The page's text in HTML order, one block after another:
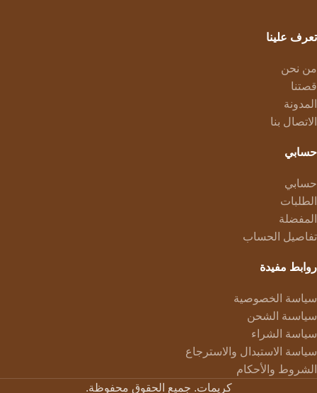
تعرف علينا
من نحن
قصتنا
المدونة
الاتصال بنا
حسابي
حسابي
الطلبات
المفضلة
تفاصيل الحساب
روابط مفيدة
سياسة الخصوصية
سياسىة الشحن
سياسة الشراء
سياسة الاستبدال والاسترجاع
الشروط والأحكام
كريمات. جميع الحقوق محفوظة.